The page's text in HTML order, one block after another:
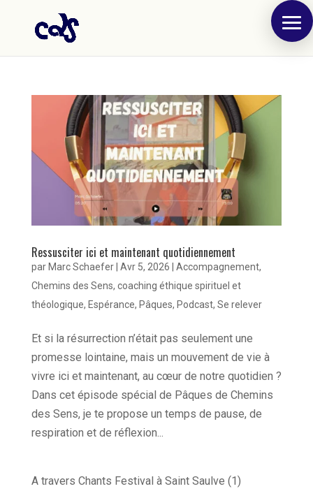
Ressusciter ici et maintenant quotidiennement
par Marc Schaefer| Avr 5, 2026 Accompagnement,
Chemins des Sens, coaching éthique spirituel et
théologique, Espérance, Pâques, Podcast, Se relever
Et si la résurrection n’était pas seulement une
promesse lointaine, mais un mouvement de vie à
vivre ici et maintenant, au cœur de notre quotidien ?
Dans cet épisode spécial de Pâques de Chemins
des Sens, je te propose un temps de pause, de
respiration et de réflexion...
A travers Chants Festival à Saint Saulve (1)